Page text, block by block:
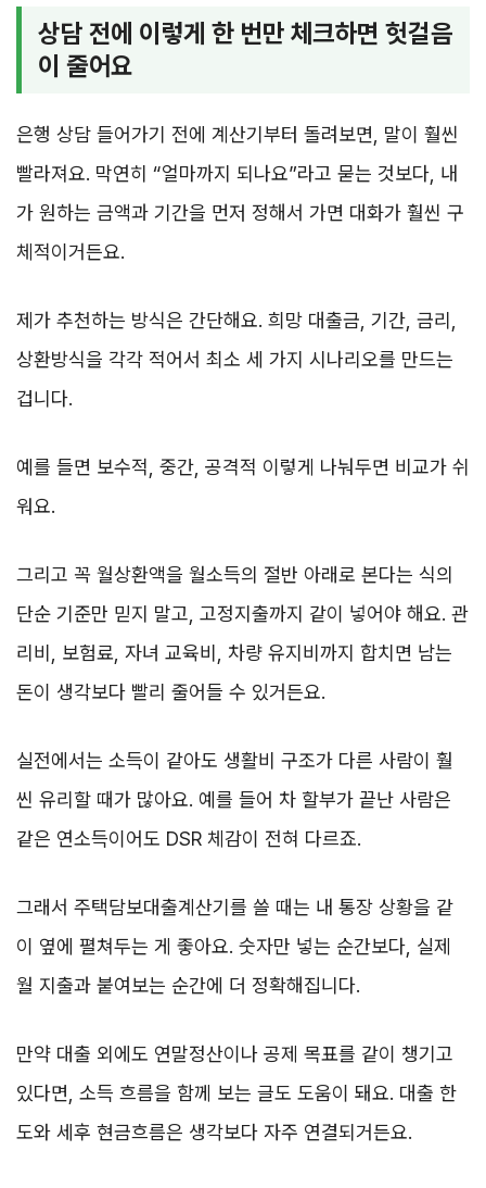
상담 전에 이렇게 한 번만 체크하면 헛걸음
이 줄어요
은행 상담 들어가기 전에 계산기부터 돌려보면, 말이 훨씬
빨라져요. 막연히 “얼마까지 되나요”라고 묻는 것보다, 내
가 원하는 금액과 기간을 먼저 정해서 가면 대화가 훨씬 구
체적이거든요.
제가 추천하는 방식은 간단해요. 희망 대출금, 기간, 금리,
상환방식을 각각 적어서 최소 세 가지 시나리오를 만드는
겁니다.
예를 들면 보수적, 중간, 공격적 이렇게 나눠두면 비교가 쉬
워요.
그리고 꼭 월상환액을 월소득의 절반 아래로 본다는 식의
단순 기준만 믿지 말고, 고정지출까지 같이 넣어야 해요. 관
리비, 보험료, 자녀 교육비, 차량 유지비까지 합치면 남는
돈이 생각보다 빨리 줄어들 수 있거든요.
실전에서는 소득이 같아도 생활비 구조가 다른 사람이 훨
씬 유리할 때가 많아요. 예를 들어 차 할부가 끝난 사람은
같은 연소득이어도 DSR 체감이 전혀 다르죠.
그래서 주택담보대출계산기를 쓸 때는 내 통장 상황을 같
이 옆에 펼쳐두는 게 좋아요. 숫자만 넣는 순간보다, 실제
월 지출과 붙여보는 순간에 더 정확해집니다.
만약 대출 외에도 연말정산이나 공제 목표를 같이 챙기고
있다면, 소득 흐름을 함께 보는 글도 도움이 돼요. 대출 한
도와 세후 현금흐름은 생각보다 자주 연결되거든요.